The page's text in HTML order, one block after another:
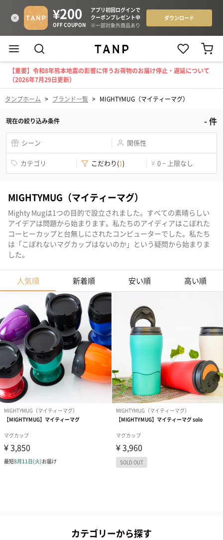
【重要】令和8年熊本地震の影響に伴うお荷物のお届け停止・遅延について
（2026年7月29日更新）
タンプホーム > ブランド一覧 > MIGHTYMUG（マイティーマグ）
現在の絞り込み条件 -件
シーン 関係性
カテゴリ こだわり(1) ¥ 0 ~ 上限なし
MIGHTYMUG（マイティーマグ）
Mighty Mugは1つの目的で設立されました。すべての素晴らしい
アイデアは問題から始まります。私たちのアイディアはこぼれた
コーヒーカップと台無しにされたコンピューターでした。私たち
は「こぼれないマグカップはないのか」という疑問から始まりま
した。
人気順 新着順 安い順 高い順
カテゴリーから探す